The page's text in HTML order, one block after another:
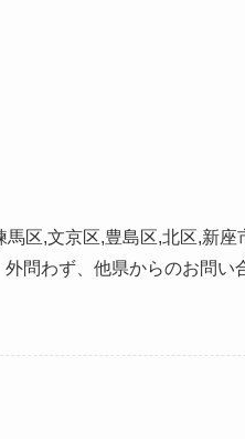
区,文京区,豊島区,北区,新
外問わず、他県からのお問い